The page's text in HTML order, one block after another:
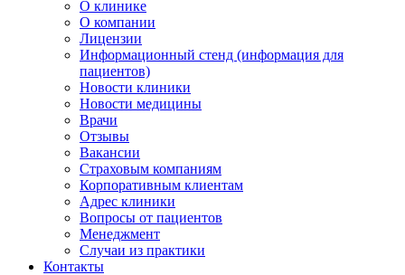
О клинике
О компании
Лицензии
Информационный стенд (информация для
пациентов)
Новости клиники
Новости медицины
Врачи
Отзывы
Вакансии
Страховым компаниям
Корпоративным клиентам
Адрес клиники
Вопросы от пациентов
Менеджмент
Случаи из практики
Контакты